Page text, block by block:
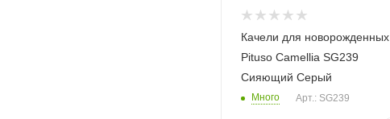
Качели для новорожденных
Pituso Camellia SG239
Сияющий Серый
Много Арт.: SG239